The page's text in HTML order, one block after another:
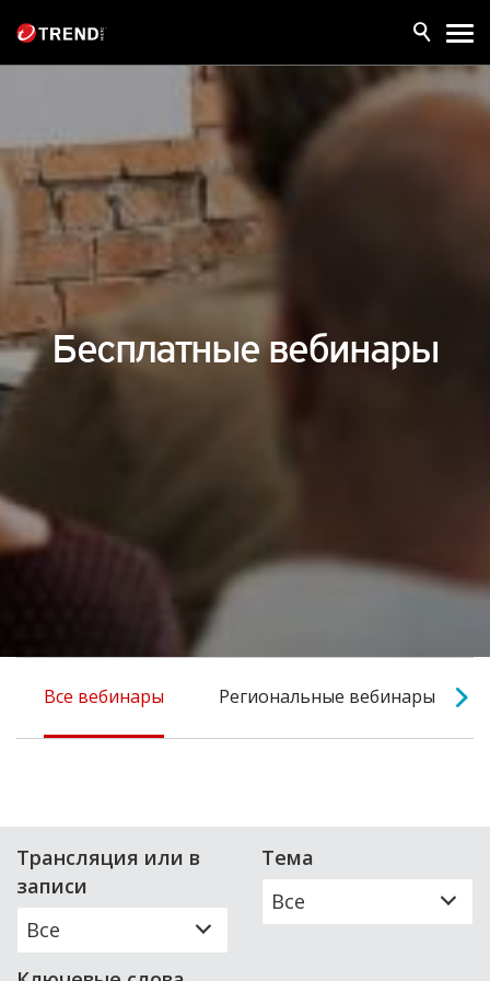
Бесплатные вебинары
Все вебинары Региональные вебинары
Трансляция или в
записи
Все
Тема
Все